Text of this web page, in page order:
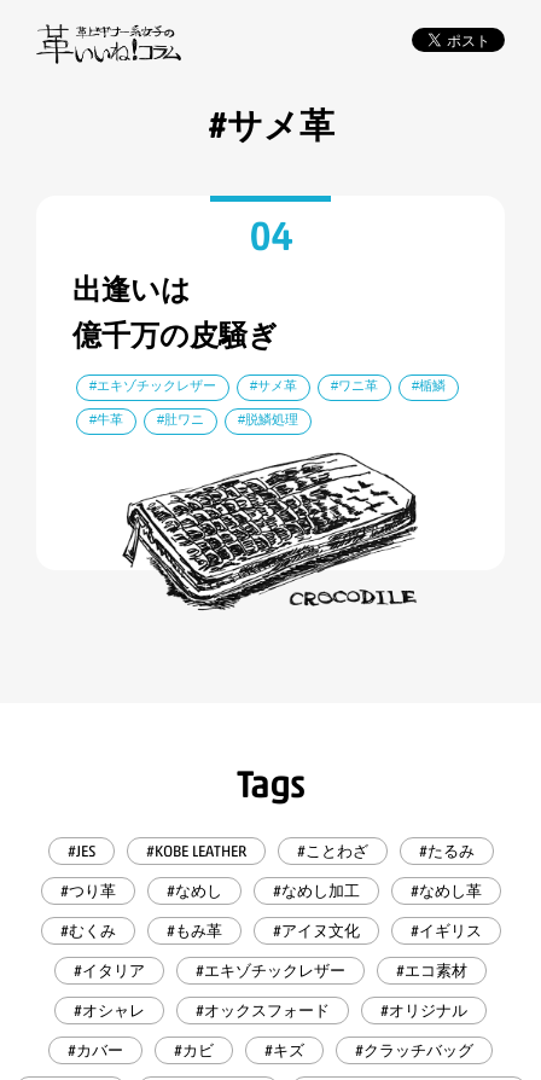
#サメ革
04
出逢いは
億千万の皮騒ぎ
#エキゾチックレザー #サメ革 #ワニ革 #楯鱗
#牛革 #肚ワニ #脱鱗処理
Tags
#JES #KOBE LEATHER #ことわざ #たるみ
#つり革 #なめし #なめし加工 #なめし革
#むくみ #もみ革 #アイヌ文化 #イギリス
#イタリア #エキゾチックレザー #エコ素材
#オシャレ #オックスフォード #オリジナル
#カバー #カビ #キズ #クラッチバッグ